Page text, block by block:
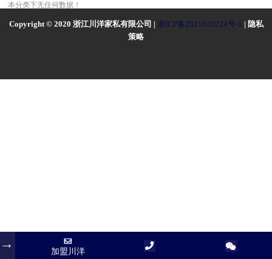
本分类下无任何数据！
Copyright © 2020 浙江川洋家私有限公司 | 浙ICP备2021020224号-1 | 隐私
策略
加盟川洋
加盟川洋